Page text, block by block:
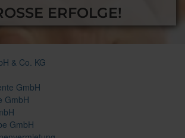
ERFOLGE!
& Co. KG
GmbH
GmbH
GmbH